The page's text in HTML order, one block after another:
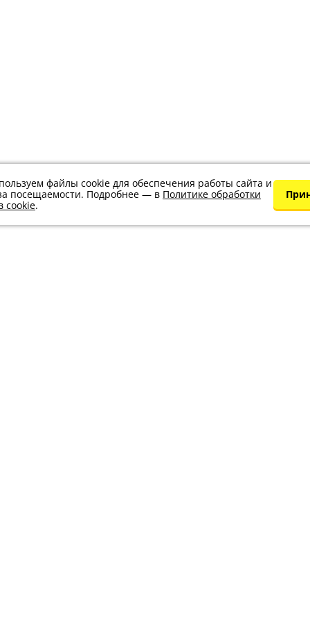
файлы cookie для обеспечения работы сайта и
посещаемости. Подробнее — в Политике обработки
cookie.